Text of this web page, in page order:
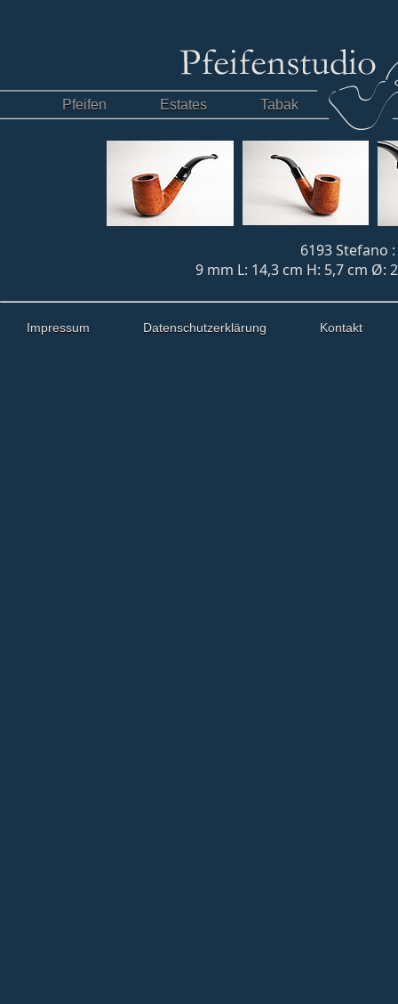
Pfeifen Estates Tabak
6193 Stefano
9 mm L: 14,3 cm H: 5,7 cm Ø:
Impressum Datenschutzerklärung Kontakt